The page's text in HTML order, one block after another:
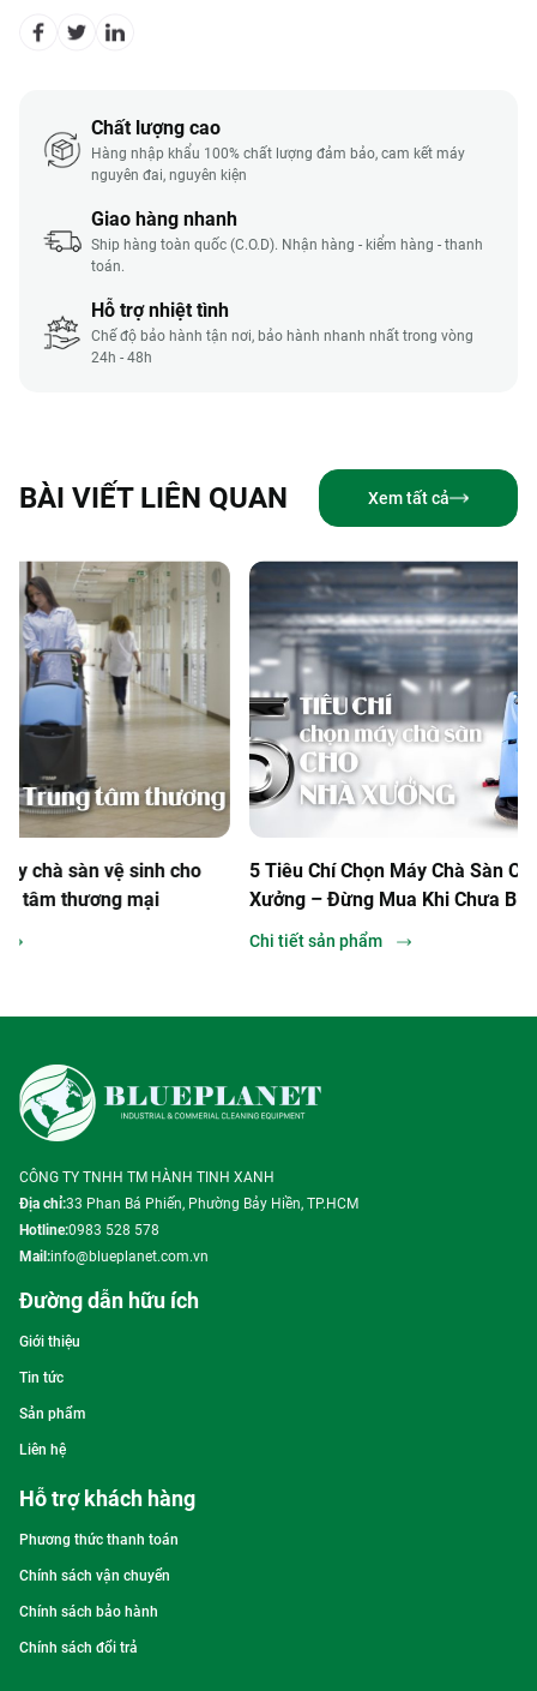
Chất lượng cao
Hàng nhập khẩu 100% chất lượng đảm bảo, cam kết máy
nguyên đai, nguyên kiện
Giao hàng nhanh
Ship hàng toàn quốc (C.O.D). Nhận hàng - kiểm hàng - thanh
toán.
Hỗ trợ nhiệt tình
Chế độ bảo hành tận nơi, bảo hành nhanh nhất trong vòng
24h - 48h
BÀI VIẾT LIÊN QUAN Xem tất cả
vệ sinh cho
mại
5 Tiêu Chí Chọn Máy Chà Sàn Cho Nhà
Xưởng – Đừng Mua Khi Chưa Biết Điều
Chi tiết sản phẩm
CÔNG TY TNHH TM HÀNH TINH XANH
Địa chỉ:33 Phan Bá Phiến, Phường Bảy Hiền, TP.HCM
Hotline:0983 528 578
Mail:info@blueplanet.com.vn
Đường dẫn hữu ích
Giới thiệu
Tin tức
Sản phẩm
Liên hệ
Hỗ trợ khách hàng
Phương thức thanh toán
Chính sách vận chuyển
Chính sách bảo hành
Chính sách đổi trả